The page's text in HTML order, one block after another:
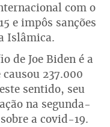
com o
e impôs sanções
Islâmica.
de Joe Biden é a
237.000
sentido, seu
na segunda-
a covid-19.